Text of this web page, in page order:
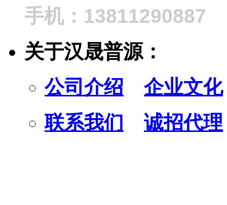
手机：13811290887
关于汉晟普源：
公司介绍
企业文化
联系我们
诚招代理